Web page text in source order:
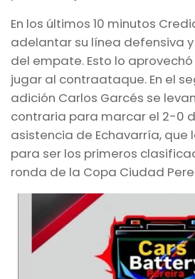
En los últimos 10 minutos
adelantar su línea defensiva
del empate. Esto lo
jugar al contraataque. En el
adición Carlos Garcés se
contraria para marcar el 2-0
asistencia de Echavarría, que
para ser los primeros
ronda de la Copa Ciudad